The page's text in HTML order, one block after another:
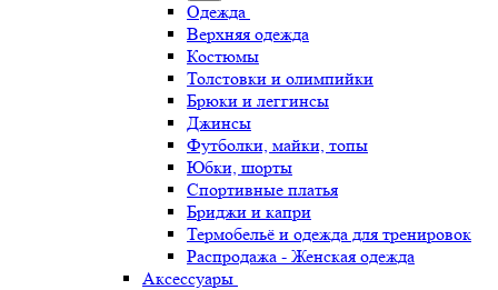
Одежда
Верхняя одежда
Костюмы
Толстовки и олимпийки
Брюки и леггинсы
Джинсы
Футболки, майки, топы
Юбки, шорты
Спортивные платья
Бриджи и капри
Термобельё и одежда для тренировок
Распродажа - Женская одежда
Аксессуары